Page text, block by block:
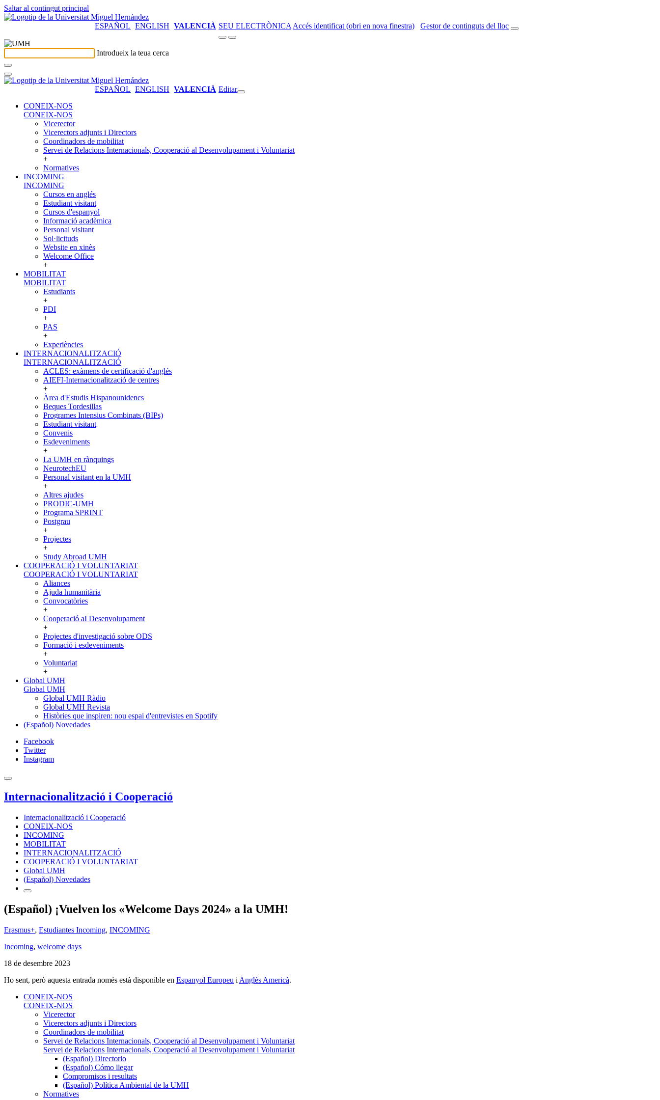
Saltar al contingut principal
ESPAÑOL ENGLISH VALENCIÀ SEU ELECTRÒNICA Accés identificat (obri en nova finestra) Gestor de continguts del lloc
Introdueix la teua cerca
ESPAÑOL ENGLISH VALENCIÀ Editar
CONEIX-NOS
CONEIX-NOS
Vicerector
Vicerectors adjunts i Directors
Coordinadors de mobilitat
Servei de Relacions Internacionals, Cooperació al Desenvolupament i Voluntariat
+
Normatives
INCOMING
INCOMING
Cursos en anglés
Estudiant visitant
Cursos d'espanyol
Informació acadèmica
Personal visitant
Sol·licituds
Website en xinès
Welcome Office
+
MOBILITAT
MOBILITAT
Estudiants
+
PDI
+
PAS
+
Experiències
INTERNACIONALITZACIÓ
INTERNACIONALITZACIÓ
ACLES: exàmens de certificació d'anglés
AIEFI-Internacionalització de centres
+
Àrea d'Estudis Hispanounidencs
Beques Tordesillas
Programes Intensius Combinats (BIPs)
Estudiant visitant
Convenis
Esdeveniments
+
La UMH en rànquings
NeurotechEU
Personal visitant en la UMH
+
Altres ajudes
PRODIC-UMH
Programa SPRINT
Postgrau
+
Projectes
+
Study Abroad UMH
COOPERACIÓ I VOLUNTARIAT
COOPERACIÓ I VOLUNTARIAT
Aliances
Ajuda humanitària
Convocatòries
+
Cooperació aI Desenvolupament
+
Projectes d'investigació sobre ODS
Formació i esdeveniments
+
Voluntariat
+
Global UMH
Global UMH
Global UMH Ràdio
Global UMH Revista
Històries que inspiren: nou espai d'entrevistes en Spotify
(Español) Novedades
Facebook
Twitter
Instagram
Internacionalització i Cooperació
Internacionalització i Cooperació
CONEIX-NOS
INCOMING
MOBILITAT
INTERNACIONALITZACIÓ
COOPERACIÓ I VOLUNTARIAT
Global UMH
(Español) Novedades
(Español) ¡Vuelven los «Welcome Days 2024» a la UMH!
Erasmus+, Estudiantes Incoming, INCOMING
Incoming, welcome days
18 de desembre 2023
Ho sent, però aquesta entrada només està disponible en Espanyol Europeu i Anglès Americà.
CONEIX-NOS
CONEIX-NOS
Vicerector
Vicerectors adjunts i Directors
Coordinadors de mobilitat
Servei de Relacions Internacionals, Cooperació al Desenvolupament i Voluntariat
Servei de Relacions Internacionals, Cooperació al Desenvolupament i Voluntariat
(Español) Directorio
(Español) Cómo llegar
Compromisos i resultats
(Español) Política Ambiental de la UMH
Normatives